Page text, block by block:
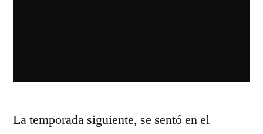
La temporada siguiente, se sentó en el